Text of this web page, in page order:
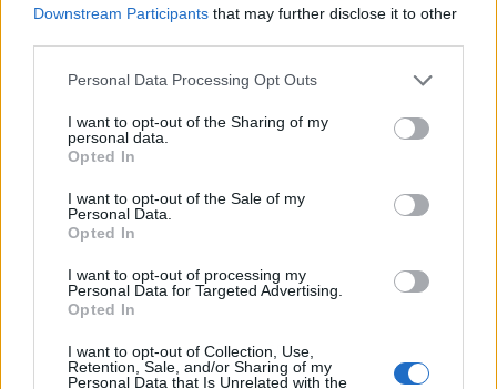
Downstream Participants that may further disclose it to other
Personal Data Processing Opt Outs
I want to opt-out of the Sharing of my
personal data.
Opted In
I want to opt-out of the Sale of my
Personal Data.
Opted In
I want to opt-out of processing my
Personal Data for Targeted Advertising.
Opted In
I want to opt-out of Collection, Use,
Retention, Sale, and/or Sharing of my
Personal Data that Is Unrelated with the
Publicidad